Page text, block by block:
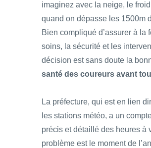
imaginez avec la neige, le
quand on dépasse les 1500m
Bien compliqué d’assurer à la
soins, la sécurité et les
décision est sans doute la
santé des coureurs avant
La préfecture, qui est en lien
les stations météo, a un
précis et détaillé des heures à
problème est le moment de